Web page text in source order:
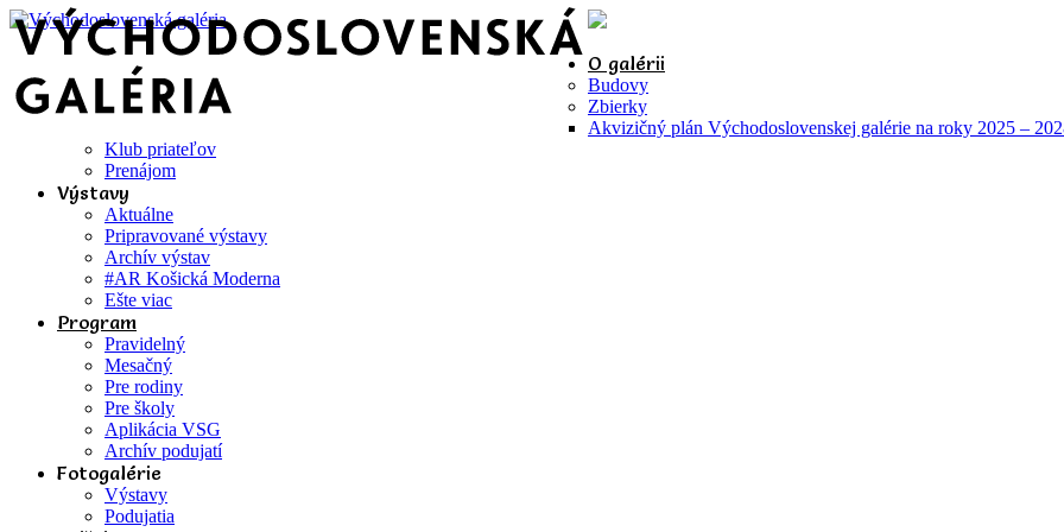
O galérii
Budovy
Zbierky
Akvizičný plán Východoslovenskej galérie na roky 2025 –
Klub priateľov
Prenájom
Výstavy
Aktuálne
Pripravované výstavy
Archív výstav
#AR Košická Moderna
Ešte viac
Program
Pravidelný
Mesačný
Pre rodiny
Pre školy
Aplikácia VSG
Archív podujatí
Fotogalérie
Výstavy
Podujatia